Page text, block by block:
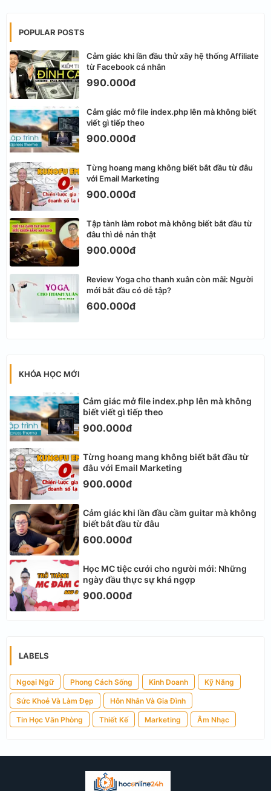
POPULAR POSTS
Cảm giác khi lần đầu thử xây hệ thống Affiliate
từ Facebook cá nhân
990.000đ
Cảm giác mở file index.php lên mà không biết
viết gì tiếp theo
900.000đ
Từng hoang mang không biết bắt đầu từ đâu
với Email Marketing
900.000đ
Tập tành làm robot mà không biết bắt đầu từ
đâu thì dễ nản thật
900.000đ
Review Yoga cho thanh xuân còn mãi: Người
mới bắt đầu có dễ tập?
600.000đ
KHÓA HỌC MỚI
Cảm giác mở file index.php lên mà không
biết viết gì tiếp theo
900.000đ
Từng hoang mang không biết bắt đầu từ
đâu với Email Marketing
900.000đ
Cảm giác khi lần đầu cầm guitar mà không
biết bắt đầu từ đâu
600.000đ
Học MC tiệc cưới cho người mới: Những
ngày đầu thực sự khá ngợp
900.000đ
LABELS
Ngoại Ngữ Phong Cách Sống Kinh Doanh Kỹ Năng
Sức Khoẻ Và Làm Đẹp Hôn Nhân Và Gia Đình
Tin Học Văn Phòng Thiết Kế Marketing Âm Nhạc